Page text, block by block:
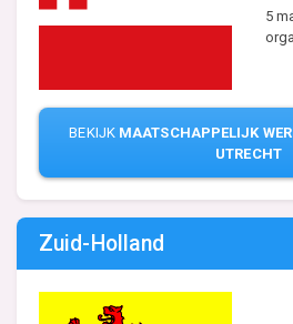
5
BEKIJK MAATSCHAPPELIJK
UTRECHT
Zuid-Holland